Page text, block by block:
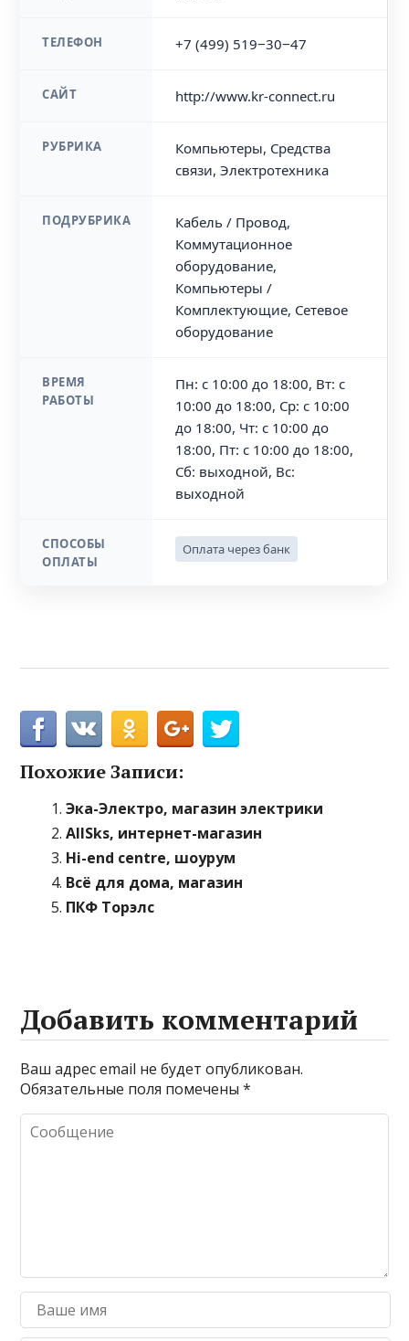
ТЕЛЕФОН +7 (499) 519‒30‒47
САЙТ http://www.kr-connect.ru
РУБРИКА
Компьютеры, Средства
связи, Электротехника
ПОДРУБРИКА
Кабель / Провод,
Коммутационное
оборудование,
Компьютеры /
Комплектующие, Сетевое
оборудование
ВРЕМЯ
РАБОТЫ
Пн: с 10:00 до 18:00, Вт: с
10:00 до 18:00, Ср: с 10:00
до 18:00, Чт: с 10:00 до
18:00, Пт: с 10:00 до 18:00,
Сб: выходной, Вс:
выходной
СПОСОБЫ
ОПЛАТЫ
Оплата через банк
Похожие Записи:
Эка-Электро, магазин электрики
AllSks, интернет-магазин
Нi-end centre, шоурум
Всё для дома, магазин
ПКФ Торэлс
Добавить комментарий
Ваш адрес email не будет опубликован.
Обязательные поля помечены*